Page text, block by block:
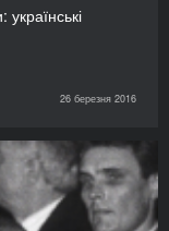
26 березня 2016